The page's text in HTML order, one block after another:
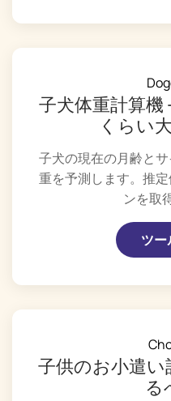
子犬体重計算
くらい
子犬の現在の月齢と
重を予測します。推
ンを取
ツー
子供のお小遣
る